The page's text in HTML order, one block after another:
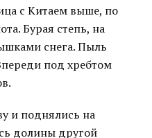
с Китаем выше, по
Бурая степь, на
снега. Пыль
под хребтом
и поднялись на
долины другой